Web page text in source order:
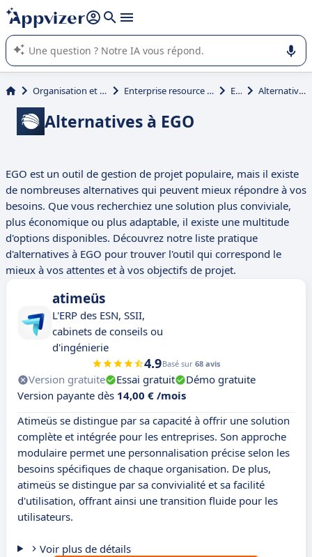
répondre (plusieurs lignes avec
L'IA de Appvizer vous guide dans l'utilisation ou la sélection de
logiciel SaaS en entreprise.
Organisation et planification Enterprise resource planning (ERP) EGO Alternatives à EGO
Alternatives à EGO
EGO est un outil de gestion de projet populaire, mais il existe
de nombreuses alternatives qui peuvent mieux répondre à vos
besoins. Que vous recherchiez une solution plus conviviale,
plus économique ou plus adaptable, il existe une multitude
d'options disponibles. Découvrez notre liste pratique
d'alternatives à EGO pour trouver l'outil qui correspond le
mieux à vos attentes et à vos objectifs de projet.
atimeüs
L'ERP des ESN, SSII,
cabinets de conseils ou
d'ingénierie
4.9Basé sur 68 avis
Version gratuite Essai gratuit
Démo gratuite
Version payante dès 14,00 € /mois
Atimeüs se distingue par sa capacité à offrir une solution
complète et intégrée pour les entreprises. Son approche
modulaire permet une personnalisation précise selon les
besoins spécifiques de chaque organisation. De plus,
atimeüs se distingue par sa convivialité et sa facilité
d'utilisation, offrant ainsi une transition fluide pour les
utilisateurs.
Voir plus de détails